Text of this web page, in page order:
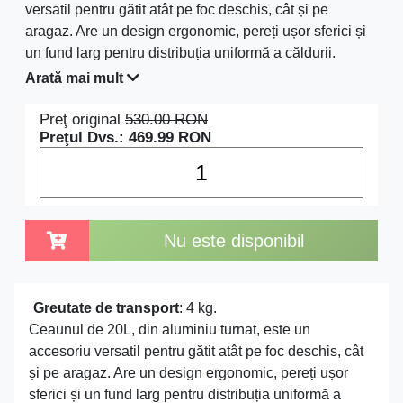
versatil pentru gătit atât pe foc deschis, cât și pe
aragaz. Are un design ergonomic, pereți ușor sferici și
un fund larg pentru distribuția uniformă a căldurii.
Include un capac și un mâner metalic pentru transport
ridicate asigură durabilitate, iar întreținerea este simplă.
Arată mai mult
Preţ original 530.00RON
Preţul Dvs.: 469.99 RON
Nu este disponibil
Greutate de transport: 4 kg.
Ceaunul de 20L, din aluminiu turnat, este un
accesoriu versatil pentru gătit atât pe foc deschis, cât
și pe aragaz. Are un design ergonomic, pereți ușor
sferici și un fund larg pentru distribuția uniformă a